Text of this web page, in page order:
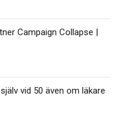
Campaign Collapse |
vid 50 även om läkare